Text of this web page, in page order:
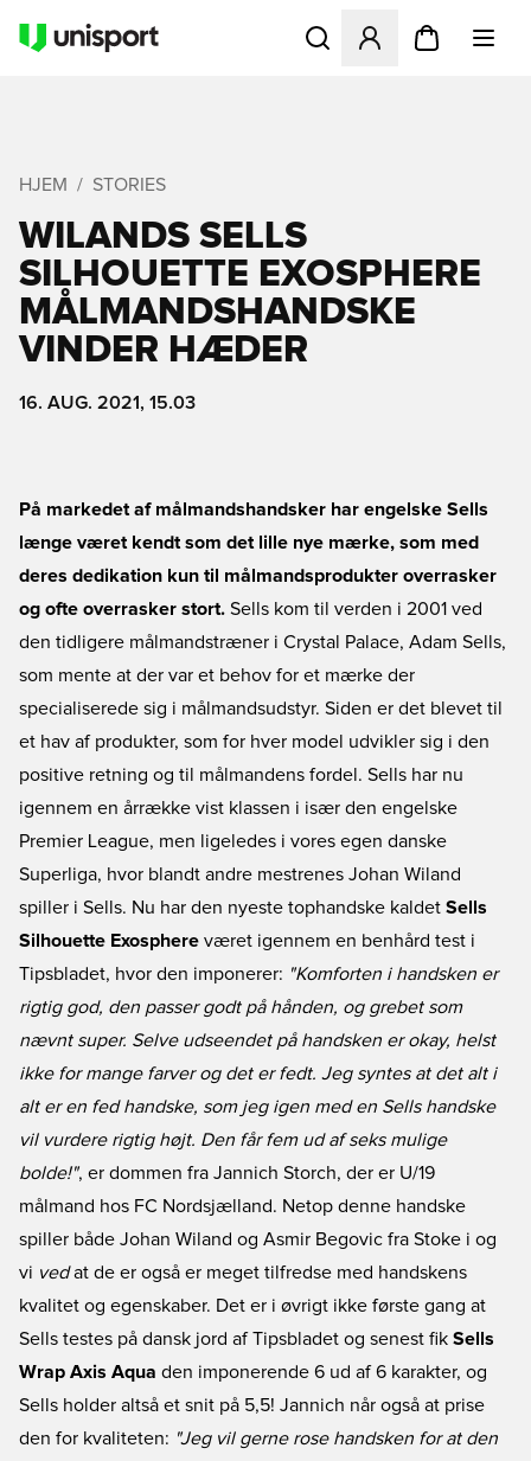
Åbner en Modal til at
HJEM STORIES
WILANDS SELLS
SILHOUETTE EXOSPHERE
MÅLMANDSHANDSKE
VINDER HÆDER
16. AUG. 2021, 15.03
På markedet af målmandshandsker har engelske Sells
længe været kendt som det lille nye mærke, som med
deres dedikation kun til målmandsprodukter overrasker
og ofte overrasker stort. Sells kom til verden i 2001 ved
den tidligere målmandstræner i Crystal Palace, Adam Sells,
som mente at der var et behov for et mærke der
specialiserede sig i målmandsudstyr. Siden er det blevet til
et hav af produkter, som for hver model udvikler sig i den
positive retning og til målmandens fordel. Sells har nu
igennem en årrække vist klassen i især den engelske
Premier League, men ligeledes i vores egen danske
Superliga, hvor blandt andre mestrenes Johan Wiland
spiller i Sells. Nu har den nyeste tophandske kaldet Sells
Silhouette Exosphere været igennem en benhård test i
Tipsbladet, hvor den imponerer: "Komforten i handsken er
rigtig god, den passer godt på hånden, og grebet som
nævnt super. Selve udseendet på handsken er okay, helst
ikke for mange farver og det er fedt. Jeg syntes at det alt i
alt er en fed handske, som jeg igen med en Sells handske
vil vurdere rigtig højt. Den får fem ud af seks mulige
bolde!", er dommen fra Jannich Storch, der er U/19
målmand hos FC Nordsjælland. Netop denne handske
spiller både Johan Wiland og Asmir Begovic fra Stoke i og
vi vedat de er også er meget tilfredse med handskens
kvalitet og egenskaber. Det er i øvrigt ikke første gang at
Sells testes på dansk jord af Tipsbladet og senest fik Sells
Wrap Axis Aqua den imponerende 6 ud af 6 karakter, og
Sells holder altså et snit på 5,5! Jannich når også at prise
den for kvaliteten: "Jeg vil gerne rose handsken for at den